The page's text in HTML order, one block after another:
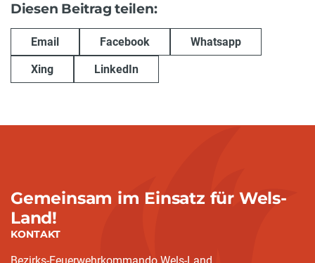
Diesen Beitrag teilen:
Email Facebook Whatsapp
Xing LinkedIn
Gemeinsam im Einsatz für Wels-
Land!
KONTAKT